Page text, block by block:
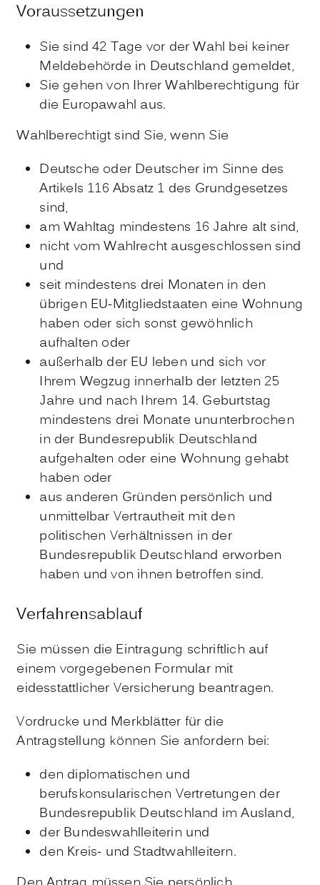
Voraussetzungen
Sie sind 42 Tage vor der Wahl bei keiner
Meldebehörde in Deutschland gemeldet,
Sie gehen von Ihrer Wahlberechtigung für
die Europawahl aus.
Wahlberechtigt sind Sie, wenn Sie
Deutsche oder Deutscher im Sinne des
Artikels 116 Absatz 1 des Grundgesetzes
sind,
am Wahltag mindestens 16 Jahre alt sind,
nicht vom Wahlrecht ausgeschlossen sind
und
seit mindestens drei Monaten in den
übrigen EU-Mitgliedstaaten eine Wohnung
haben oder sich sonst gewöhnlich
aufhalten oder
außerhalb der EU leben und sich vor
Ihrem Wegzug innerhalb der letzten 25
Jahre und nach Ihrem 14. Geburtstag
mindestens drei Monate ununterbrochen
in der Bundesrepublik Deutschland
aufgehalten oder eine Wohnung gehabt
haben oder
aus anderen Gründen persönlich und
unmittelbar Vertrautheit mit den
politischen Verhältnissen in der
Bundesrepublik Deutschland erworben
haben und von ihnen betroffen sind.
Verfahrensablauf
Sie müssen die Eintragung schriftlich auf
einem vorgegebenen Formular mit
eidesstattlicher Versicherung beantragen.
Vordrucke und Merkblätter für die
Antragstellung können Sie anfordern bei:
den diplomatischen und
berufskonsularischen Vertretungen der
Bundesrepublik Deutschland im Ausland,
der Bundeswahlleiterin und
den Kreis- und Stadtwahlleitern.